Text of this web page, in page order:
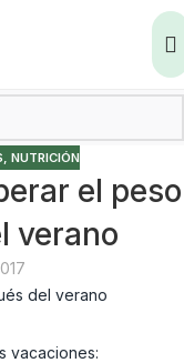
, NUTRICIÓN
el peso
verano
vacaciones: